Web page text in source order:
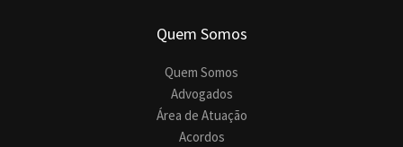
Quem Somos
Quem Somos
Advogados
Área de Atuação
Acordos